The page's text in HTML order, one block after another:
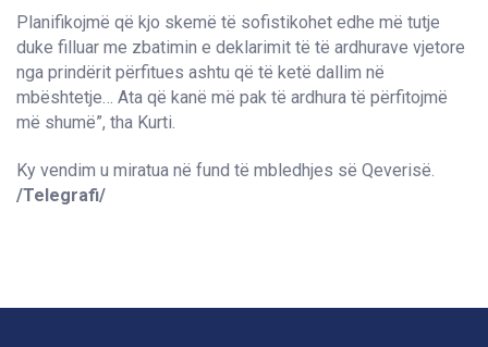
Planifikojmë që kjo skemë të sofistikohet edhe më tutje
duke filluar me zbatimin e deklarimit të të ardhurave vjetore
nga prindërit përfitues ashtu që të ketë dallim në
mbështetje… Ata që kanë më pak të ardhura të përfitojmë
më shumë”, tha Kurti.
Ky vendim u miratua në fund të mbledhjes së Qeverisë.
/Telegrafi/